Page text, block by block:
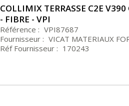
COLLIMIX TERRASSE C2E V390
- FIBRE - VPI
Référence : VPI87687
Fournisseur : VICAT MATERIAUX
Réf Fournisseur : 170243